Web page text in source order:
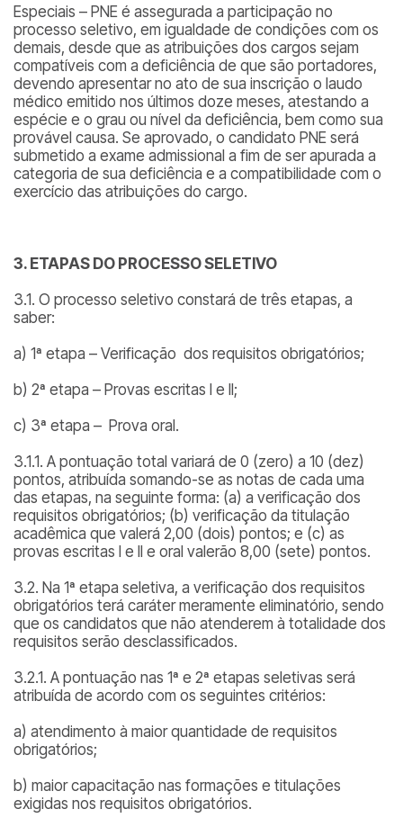
Especiais – PNE é assegurada a participação no
processo seletivo, em igualdade de condições com os
demais, desde que as atribuições dos cargos sejam
compatíveis com a deficiência de que são portadores,
devendo apresentar no ato de sua inscrição o laudo
médico emitido nos últimos doze meses, atestando a
espécie e o grau ou nível da deficiência, bem como sua
provável causa. Se aprovado, o candidato PNE será
submetido a exame admissional a fim de ser apurada a
categoria de sua deficiência e a compatibilidade com o
exercício das atribuições do cargo.
3. ETAPAS DO PROCESSO SELETIVO
3.1. O processo seletivo constará de três etapas, a
saber:
a) 1ª etapa – Verificação dos requisitos obrigatórios;
b) 2ª etapa – Provas escritas I e II;
c) 3ª etapa – Prova oral.
3.1.1. A pontuação total variará de 0 (zero) a 10 (dez)
pontos, atribuída somando-se as notas de cada uma
das etapas, na seguinte forma: (a) a verificação dos
requisitos obrigatórios; (b) verificação da titulação
acadêmica que valerá 2,00 (dois) pontos; e (c) as
provas escritas I e II e oral valerão 8,00 (sete) pontos.
3.2. Na 1ª etapa seletiva, a verificação dos requisitos
obrigatórios terá caráter meramente eliminatório, sendo
que os candidatos que não atenderem à totalidade dos
requisitos serão desclassificados.
3.2.1. A pontuação nas 1ª e 2ª etapas seletivas será
atribuída de acordo com os seguintes critérios:
a) atendimento à maior quantidade de requisitos
obrigatórios;
b) maior capacitação nas formações e titulações
exigidas nos requisitos obrigatórios.